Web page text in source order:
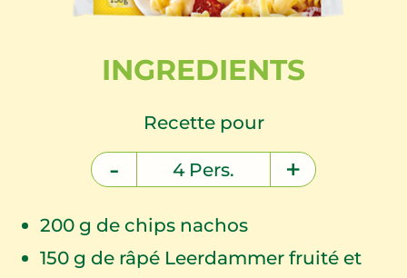
INGREDIENTS
Recette pour
- 4 Pers. +
200g de chips nachos
150g de râpé Leerdammer fruité et